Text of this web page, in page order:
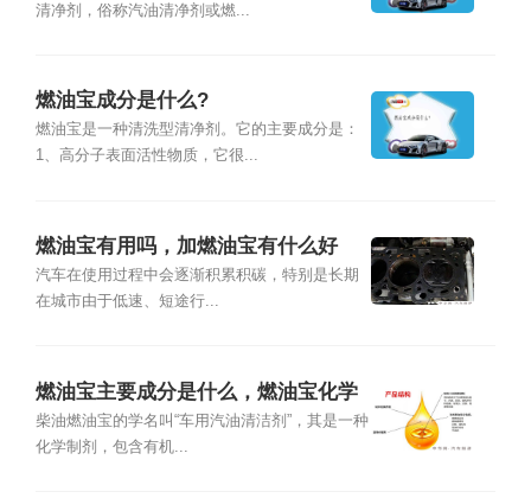
清净剂，俗称汽油清净剂或燃...
燃油宝成分是什么?
燃油宝是一种清洗型清净剂。它的主要成分是：
1、高分子表面活性物质，它很...
燃油宝有用吗，加燃油宝有什么好
处？
汽车在使用过程中会逐渐积累积碳，特别是长期
在城市由于低速、短途行...
燃油宝主要成分是什么，燃油宝化学
成分
柴油燃油宝的学名叫“车用汽油清洁剂”，其是一种
化学制剂，包含有机...